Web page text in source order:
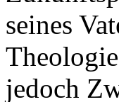
seines
jedoch